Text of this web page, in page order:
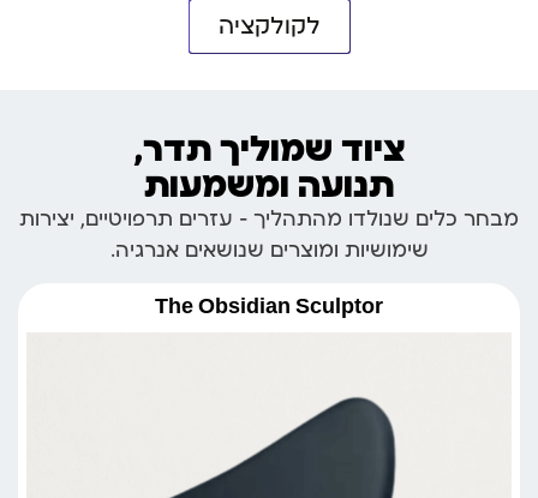
לקולקציה
ציוד שמוליך תדר,
תנועה ומשמעות
מבחר כלים שנולדו מהתהליך – עזרים תרפויטיים, יצירות
שימושיות ומוצרים שנושאים אנרגיה.
The Obsidian Sculptor